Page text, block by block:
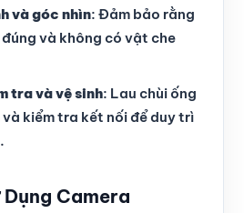
và góc nhìn: Đảm bảo rằng
và không có vật che
tra và vệ sinh: Lau chùi ống
và kiểm tra kết nối để duy trì
Dụng Camera